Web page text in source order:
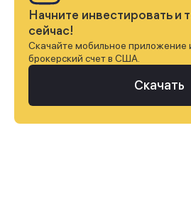
Начните инвестировать и
сейчас!
Скачайте мобильное приложение
брокерский счет в США.
Скачать